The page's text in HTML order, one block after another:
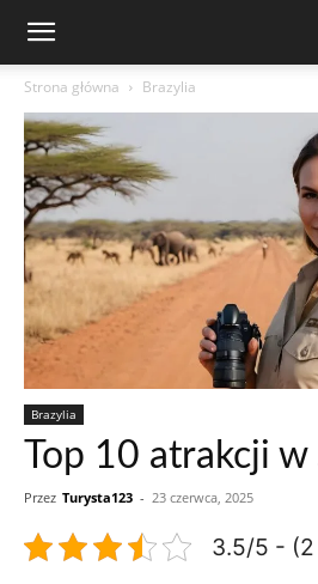
Strona główna Brazylia
Brazylia
Top 10 atrakcji w
Przez Turysta123 - 23 czerwca, 2025
3.5/5 -